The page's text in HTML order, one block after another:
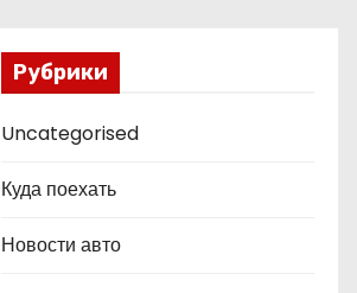
Рубрики
Uncategorised
Куда поехать
Новости авто